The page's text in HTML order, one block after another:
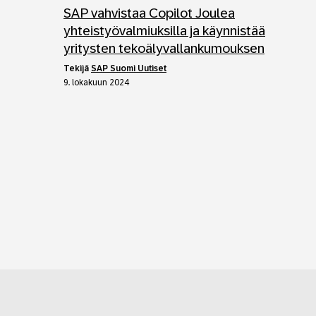
SAP vahvistaa Copilot Joulea
yhteistyövalmiuksilla ja käynnistää
yritysten tekoälyvallankumouksen
tekijä SAP Suomi Uutiset
9. lokakuun 2024